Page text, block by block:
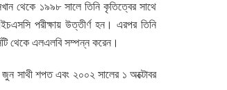
থেকে ১৯৯৮ সালে তিনি কৃতিত্বের সাথে
পরীক্ষায় উত্তীর্ণ হন। এরপর তিনি
থেকে এলএলবি সম্পন্ন করেন।
জুন সাথী শপত এবং ২০০২ সালের ১ অক্টোবর